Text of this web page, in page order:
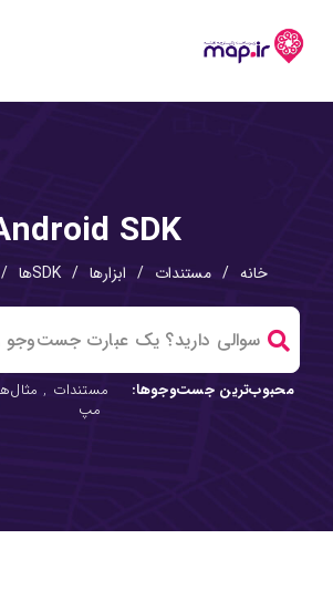
SDK
خانه / مستندات / ابزارها / SDKها /
محبوب‌ترین جست‌وجوها: مستندات ,
مپ